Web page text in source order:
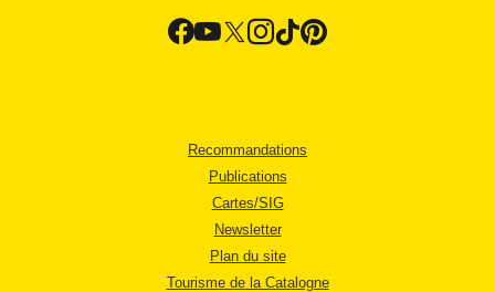
Recommandations
Publications
Cartes/SIG
Newsletter
Plan du site
Tourisme de la Catalogne